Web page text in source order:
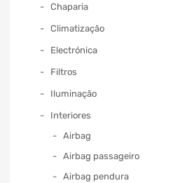
Chaparia
Climatização
Electrónica
Filtros
Iluminação
Interiores
Airbag
Airbag passageiro
Airbag pendura